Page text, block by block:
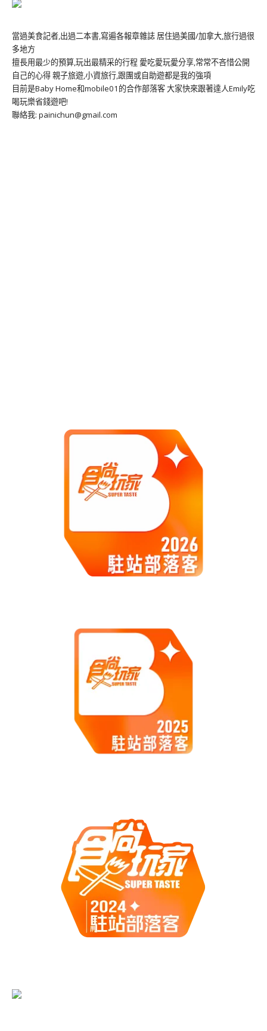
當過美食記者,出過二本書,寫遍各報章雜誌 居住過美國/加拿大,旅行過很
多地方
擅長用最少的預算,玩出最精采的行程 愛吃愛玩愛分享,常常不吝惜公開
自己的心得 親子旅遊,小資旅行,跟團或自助遊都是我的強項
目前是Baby Home和mobile01的合作部落客 大家快來跟著達人Emily吃
喝玩樂省錢遊吧!
聯絡我: painichun@gmail.com